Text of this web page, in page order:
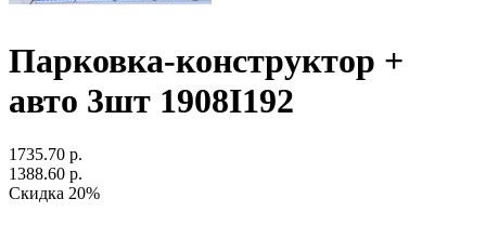
Парковка-конструктор +
авто 3шт 1908I192
1735.70 р.
1388.60 р.
Скидка 20%